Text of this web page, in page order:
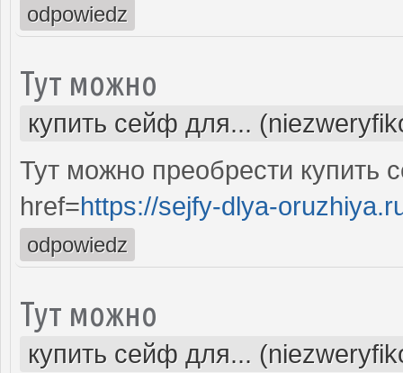
odpowiedz
Тут можно
купить сейф для...
Тут можно преобрести купить
href=https://sejfy-dlya-
odpowiedz
Тут можно
купить сейф для...